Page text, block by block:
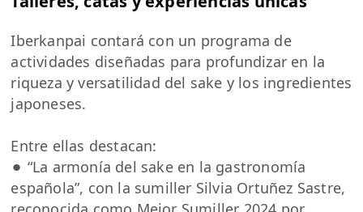
Iberkanpai contará con un programa de
actividades diseñadas para profundizar en la
riqueza y versatilidad del sake y los ingredientes
japoneses.
Entre ellas destacan:
⚫︎ “La armonía del sake en la gastronomía
española”, con la sumiller Silvia Ortuñez Sastre,